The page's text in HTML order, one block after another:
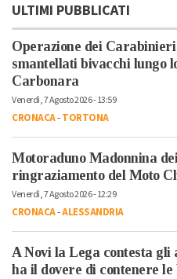
ULTIMI PUBBLICATI
Operazione dei
smantellati bivacchi lungo
Carbonara
Venerdì, 7 Agosto 2026 - 13:59
CRONACA-TORTONA
Motoraduno Madonnina
ringraziamento del Moto
Venerdì, 7 Agosto 2026 - 12:29
CRONACA-ALESSANDRIA
A Novi la Lega contesta
ha il dovere di contenere le